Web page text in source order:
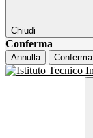
Chiudi
Conferma
Annulla Conferma